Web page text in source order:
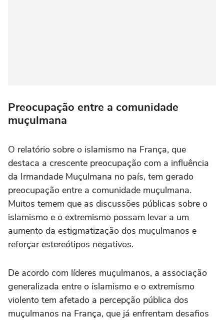
Preocupação entre a comunidade
muçulmana
O relatório sobre o islamismo na França, que
destaca a crescente preocupação com a influência
da Irmandade Muçulmana no país, tem gerado
preocupação entre a comunidade muçulmana.
Muitos temem que as discussões públicas sobre o
islamismo e o extremismo possam levar a um
aumento da estigmatização dos muçulmanos e
reforçar estereótipos negativos.
De acordo com líderes muçulmanos, a associação
generalizada entre o islamismo e o extremismo
violento tem afetado a percepção pública dos
muçulmanos na França, que já enfrentam desafios